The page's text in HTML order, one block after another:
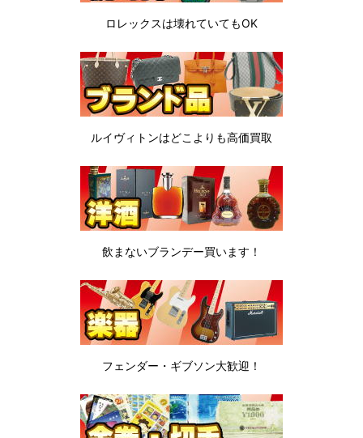
ロレックスは壊れていてもOK
ルイヴィトンはどこよりも高価買取
飲まないブランデー買います！
フェンダー・ギブソン大歓迎！